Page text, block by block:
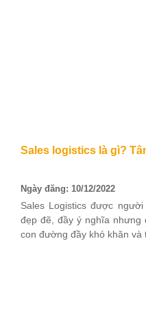
Sales logistics là gì?
Ngày đăng: 10/12/2022
Sales Logistics được
đẹp đẽ, đầy ý nghĩa nhưng
con đường đầy khó khăn và